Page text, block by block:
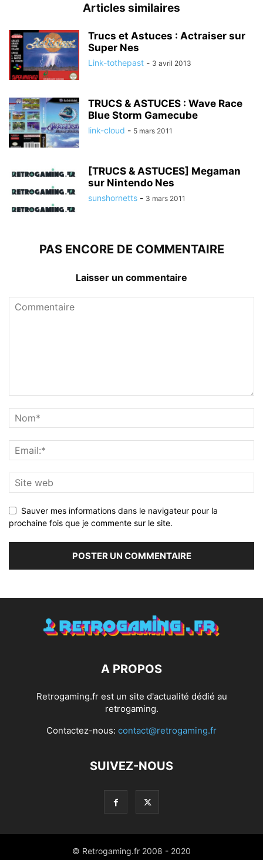
Articles similaires
Trucs et Astuces : Actraiser sur
Super Nes
Link-tothepast - 3 avril 2013
TRUCS & ASTUCES : Wave Race
Blue Storm Gamecube
link-cloud - 5 mars 2011
[TRUCS & ASTUCES] Megaman
sur Nintendo Nes
sunshornetts - 3 mars 2011
PAS ENCORE DE COMMENTAIRE
Laisser un commentaire
Sauver mes informations dans le navigateur pour la
prochaine fois que je commente sur le site.
A PROPOS
Retrogaming.fr est un site d'actualité dédié au
retrogaming.
Contactez-nous: contact@retrogaming.fr
SUIVEZ-NOUS
© Retrogaming.fr 2008 - 2020